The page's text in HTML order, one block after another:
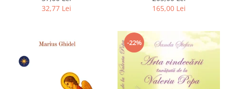
32,77 Lei
extrasenzoriale - cu exercitii
165,00 Lei
-22%